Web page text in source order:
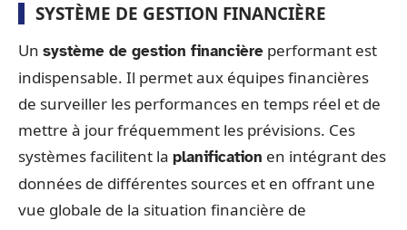
SYSTÈME DE GESTION FINANCIÈRE
Un système de gestion financière performant est
indispensable. Il permet aux équipes financières
de surveiller les performances en temps réel et de
mettre à jour fréquemment les prévisions. Ces
systèmes facilitent la planification en intégrant des
données de différentes sources et en offrant une
vue globale de la situation financière de